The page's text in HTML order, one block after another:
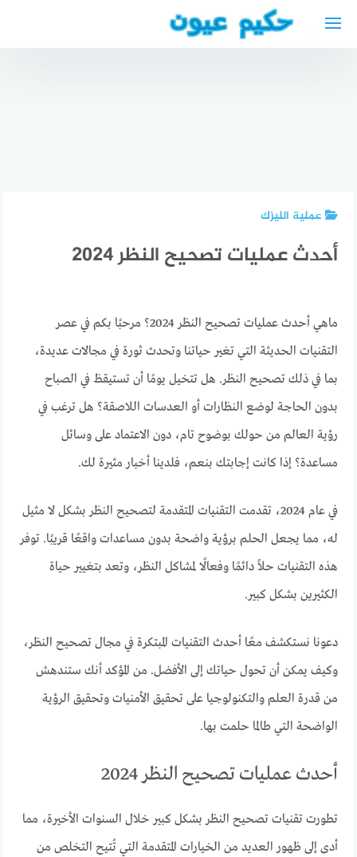
عملية الليزك
أحدث عمليات تصحيح النظر 2024
ماهي أحدث عمليات تصحيح النظر 2024؟ مرحبًا بكم في عصر
التقنيات الحديثة التي تغير حياتنا وتحدث ثورة في مجالات عديدة،
بما في ذلك تصحيح النظر. هل تتخيل يومًا أن تستيقظ في الصباح
بدون الحاجة لوضع النظارات أو العدسات اللاصقة؟ هل ترغب في
رؤية العالم من حولك بوضوح تام، دون الاعتماد على وسائل
مساعدة؟ إذا كانت إجابتك بنعم، فلدينا أخبار مثيرة لك.
في عام 2024، تقدمت التقنيات المتقدمة لتصحيح النظر بشكل لا مثيل
له، مما يجعل الحلم برؤية واضحة بدون مساعدات واقعًا قريبًا. توفر
هذه التقنيات حلاً دائمًا وفعالًا لمشاكل النظر، وتعد بتغيير حياة
الكثيرين بشكل كبير.
دعونا نستكشف معًا أحدث التقنيات المبتكرة في مجال تصحيح النظر،
وكيف يمكن أن تحول حياتك إلى الأفضل. من المؤكد أنك ستندهش
من قدرة العلم والتكنولوجيا على تحقيق الأمنيات وتحقيق الرؤية
الواضحة التي طالما حلمت بها.
أحدث عمليات تصحيح النظر 2024
تطورت تقنيات تصحيح النظر بشكل كبير خلال السنوات الأخيرة، مما
أدى إلى ظهور العديد من الخيارات المتقدمة التي تُتيح التخلص من